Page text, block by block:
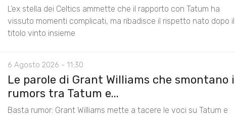
L’ex stella dei Celtics ammette che il rapporto con Tatum ha
vissuto momenti complicati, ma ribadisce il rispetto nato dopo il
titolo vinto insieme
6 Agosto 2026 - 11:30
Le parole di Grant Williams che smontano i
rumors tra Tatum e...
Basta rumor: Grant Williams mette a tacere le voci su Tatum e